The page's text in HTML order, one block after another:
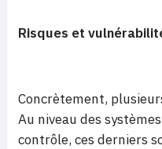
Risques et
Concrètement,
Au niveau des
contrôle, ces derniers